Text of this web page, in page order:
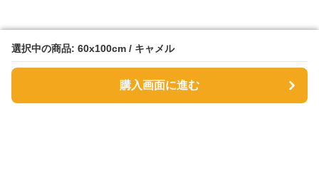
選択中の商品: 60x100cm / キャメル
購入画面に進む
選択中の商品: 60x100cm / キャメル
購入画面に進む